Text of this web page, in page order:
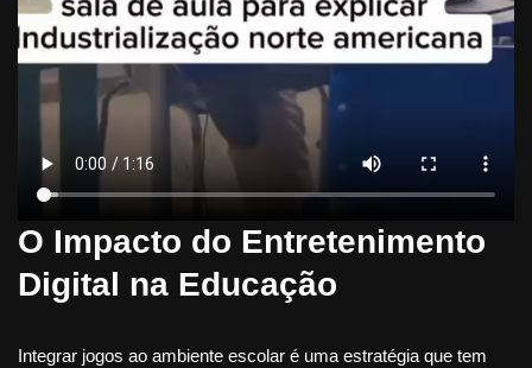
O Impacto do Entretenimento
Digital na Educação
Integrar jogos ao ambiente escolar é uma estratégia que tem